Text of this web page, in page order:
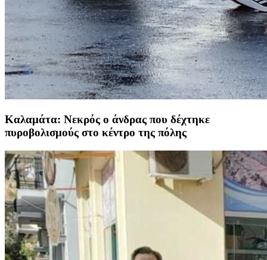
Καλαμάτα: Νεκρός ο άνδρας που δέχτηκε
πυροβολισμούς στο κέντρο της πόλης